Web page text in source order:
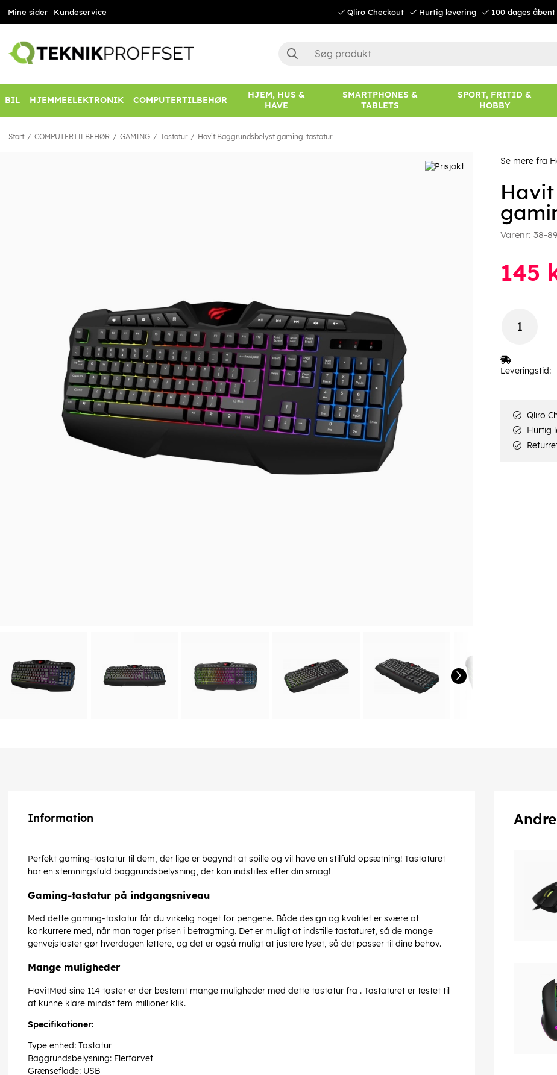
Mine sider Kundeservice Qliro Checkout Hurtig levering 100 dages åbent
BIL HJEMMEELEKTRONIK COMPUTERTILBEHØR
HJEM, HUS &
HAVE
SMARTPHONES &
TABLETS
SPORT, FRITID &
HOBBY
Start COMPUTERTILBEHØR GAMING Tastatur Havit Baggrundsbelyst gaming-tastatur
Se mere fra
Varenr: 38-
145
Leveringstid:
Qliro
Hurtig
Information
Perfekt gaming-tastatur til dem, der lige er begyndt at spille og vil have en stilfuld opsætning! Tastaturet
har en stemningsfuld baggrundsbelysning, der kan indstilles efter din smag!
Gaming-tastatur på indgangsniveau
Med dette gaming-tastatur får du virkelig noget for pengene. Både design og kvalitet er svære at
konkurrere med, når man tager prisen i betragtning. Det er muligt at indstille tastaturet, så de mange
genvejstaster gør hverdagen lettere, og det er også muligt at justere lyset, så det passer til dine behov.
Mange muligheder
HavitMed sine 114 taster er der bestemt mange muligheder med dette tastatur fra . Tastaturet er testet til
at kunne klare mindst fem millioner klik.
Specifikationer:
Type enhed: Tastatur
Baggrundsbelysning: Flerfarvet
Grænseflade: USB